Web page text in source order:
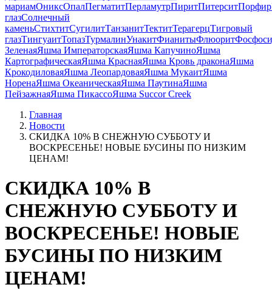
мариамОниксОпалПегматитПерламутрПиритПитерситПорфир
глазСолнечный
каменьСтихтитСугилитТанзанитТектитТерагерцТигровый
глазТингуаитТопазТурмалинУнакитФианитыФлюорит
ЗеленаяЯшма ИмператорскаяЯшма КапучиноЯшма
КартографическаяЯшма КраснаяЯшма Кровь драконаЯшма
КрокодиловаяЯшма ЛеопардоваяЯшма МукаитЯшма
НоренаЯшма ОкеаническаяЯшма ПаутинаЯшма
ПейзажнаяЯшма ПикассоЯшма Succor Creek
Главная
Новости
СКИДКА 10% В СНЕЖНУЮ СУББОТУ И
ВОСКРЕСЕНЬЕ! НОВЫЕ БУСИНЫ ПО НИЗКИМ
ЦЕНАМ!
СКИДКА 10% В
СНЕЖНУЮ СУББОТУ И
ВОСКРЕСЕНЬЕ! НОВЫЕ
БУСИНЫ ПО НИЗКИМ
ЦЕНАМ!